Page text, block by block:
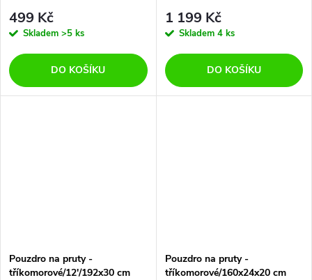
499 Kč
Skladem >5 ks
DO KOŠÍKU
1 199 Kč
Skladem 4 ks
DO KOŠÍKU
Pouzdro na pruty -
tříkomorové/12'/192x30 cm
Pouzdro na pruty -
tříkomorové/160x24x20 cm